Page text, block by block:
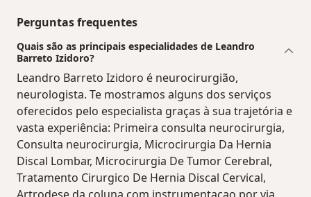
Perguntas frequentes
Quais são as principais especialidades de Leandro
Barreto Izidoro?
Leandro Barreto Izidoro é neurocirurgião,
neurologista. Te mostramos alguns dos serviços
oferecidos pelo especialista graças à sua trajetória e
vasta experiência: Primeira consulta neurocirurgia,
Consulta neurocirurgia, Microcirurgia Da Hernia
Discal Lombar, Microcirurgia De Tumor Cerebral,
Tratamento Cirurgico De Hernia Discal Cervical,